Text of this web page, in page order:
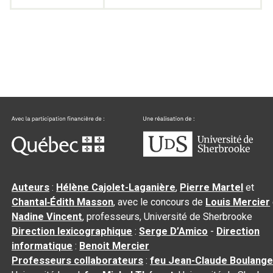
Auteurs : Hélène Cajolet-Laganière, Pierre Martel et
Chantal‑Édith Masson, avec le concours de Louis Mercier
Nadine Vincent, professeurs, Université de Sherbrooke
Direction lexicographique :Serge D’Amico - Direction
informatique : Benoit Mercier
Professeurs collaborateurs :feu Jean-Claude